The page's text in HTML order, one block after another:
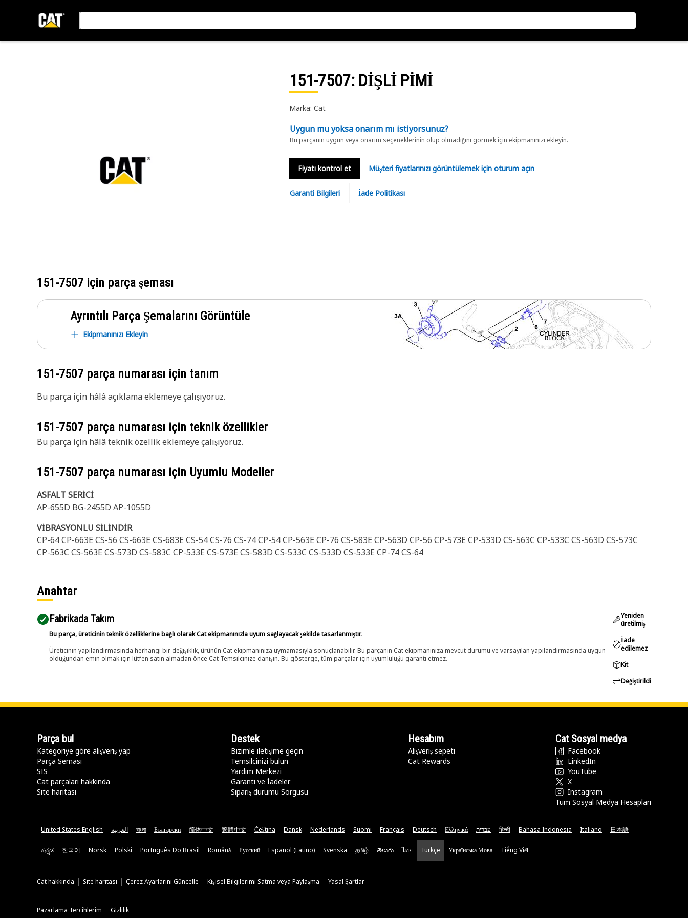
151-7507: DİŞLİ PİMİ
Marka: Cat
Uygun mu yoksa onarım mı istiyorsunuz?
Bu parçanın uygun veya onarım seçeneklerinin olup olmadığını görmek için ekipmanınızı ekleyin.
Fiyatı kontrol et Müşteri fiyatlarınızı görüntülemek için oturum açın
Garanti Bilgileri İade Politikası
151-7507 için parça şeması
Ayrıntılı Parça Şemalarını Görüntüle
Ekipmanınızı Ekleyin
151-7507 parça numarası için tanım
Bu parça için hâlâ açıklama eklemeye çalışıyoruz.
151-7507 parça numarası için teknik özellikler
Bu parça için hâlâ teknik özellik eklemeye çalışıyoruz.
151-7507 parça numarası için Uyumlu Modeller
ASFALT SERİCİ
AP-655D BG-2455D AP-1055D
VİBRASYONLU SİLİNDİR
CP-64 CP-663E CS-56 CS-663E CS-683E CS-54 CS-76 CS-74 CP-54 CP-563E CP-76 CS-583E CP-563D CP-56 CP-573E CP-533D CS-563C CP-533C CS-563D CS-573C
CP-563C CS-563E CS-573D CS-583C CP-533E CS-573E CS-583D CS-533C CS-533D CS-533E CP-74 CS-64
Anahtar
Fabrikada Takım
Bu parça, üreticinin teknik özelliklerine bağlı olarak Cat ekipmanınızla uyum sağlayacak şekilde tasarlanmıştır.
Üreticinin yapılandırmasında herhangi bir değişiklik, ürünün Cat ekipmanınıza uymamasıyla sonuçlanabilir. Bu parçanın Cat ekipmanınıza mevcut durumu ve varsayılan yapılandırmasında uygun
olduğundan emin olmak için lütfen satın almadan önce Cat Temsilcinize danışın. Bu gösterge, tüm parçalar için uyumluluğu garanti etmez.
Yeniden
üretilmiş
İade
edilemez
Kit
Değiştirildi
Parça bul
Kategoriye göre alışveriş yap
Parça Şeması
SIS
Cat parçaları hakkında
Site haritası
Destek
Bizimle iletişime geçin
Temsilcinizi bulun
Yardım Merkezi
Garanti ve İadeler
Sipariş durumu Sorgusu
Hesabım
Alışveriş sepeti
Cat Rewards
Cat Sosyal medya
Facebook
LinkedIn
YouTube
X
Instagram
Tüm Sosyal Medya Hesapları
United States English العربية বাংলা Български 简体中文 繁體中文 Čeština Dansk Nederlands Suomi Français Deutsch Ελληνικά עברית हिन्दी Bahasa Indonesia Italiano 日本語
ಕನ್ನಡ 한국어 Norsk Polski Português Do Brasil Română Русский Español (Latino) Svenska தமிழ் తెలుగు ไทย Türkçe Українська Мова Tiếng Việt
Cat hakkında Site haritası Çerez Ayarlarını Güncelle Kişisel Bilgilerimi Satma veya Paylaşma Yasal Şartlar
Pazarlama Tercihlerim Gizlilik